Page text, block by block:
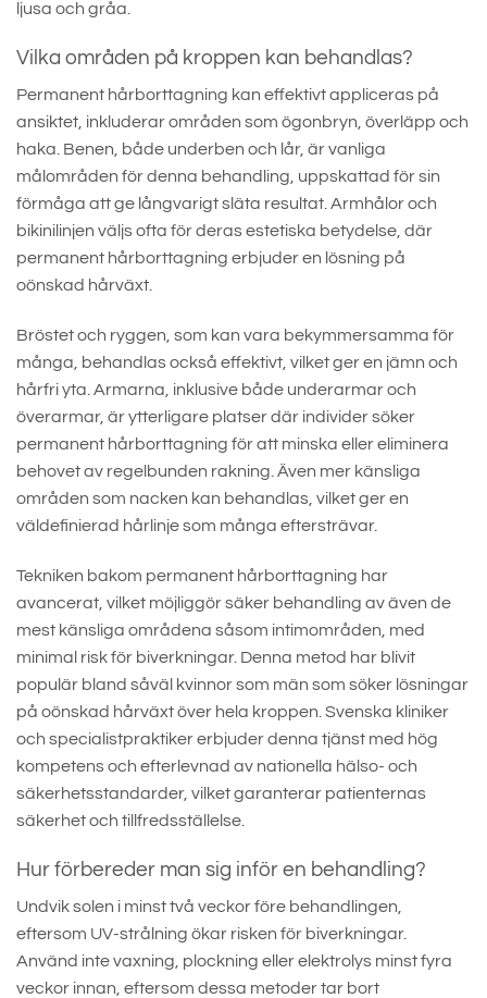
ljusa och gråa.
Vilka områden på kroppen kan behandlas?
Permanent hårborttagning kan effektivt appliceras på
ansiktet, inkluderar områden som ögonbryn, överläpp och
haka. Benen, både underben och lår, är vanliga
målområden för denna behandling, uppskattad för sin
förmåga att ge långvarigt släta resultat. Armhålor och
bikinilinjen väljs ofta för deras estetiska betydelse, där
permanent hårborttagning erbjuder en lösning på
oönskad hårväxt.
Bröstet och ryggen, som kan vara bekymmersamma för
många, behandlas också effektivt, vilket ger en jämn och
hårfri yta. Armarna, inklusive både underarmar och
överarmar, är ytterligare platser där individer söker
permanent hårborttagning för att minska eller eliminera
behovet av regelbunden rakning. Även mer känsliga
områden som nacken kan behandlas, vilket ger en
väldefinierad hårlinje som många eftersträvar.
Tekniken bakom permanent hårborttagning har
avancerat, vilket möjliggör säker behandling av även de
mest känsliga områdena såsom intimområden, med
minimal risk för biverkningar. Denna metod har blivit
populär bland såväl kvinnor som män som söker lösningar
på oönskad hårväxt över hela kroppen. Svenska kliniker
och specialistpraktiker erbjuder denna tjänst med hög
kompetens och efterlevnad av nationella hälso- och
säkerhetsstandarder, vilket garanterar patienternas
säkerhet och tillfredsställelse.
Hur förbereder man sig inför en behandling?
Undvik solen i minst två veckor före behandlingen,
eftersom UV-strålning ökar risken för biverkningar.
Använd inte vaxning, plockning eller elektrolys minst fyra
veckor innan, eftersom dessa metoder tar bort